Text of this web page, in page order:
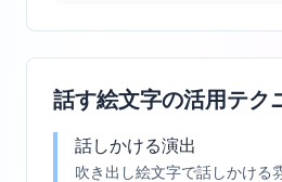
話す絵文字の活用テク
話しかける演出
吹き出し絵文字で話しかける